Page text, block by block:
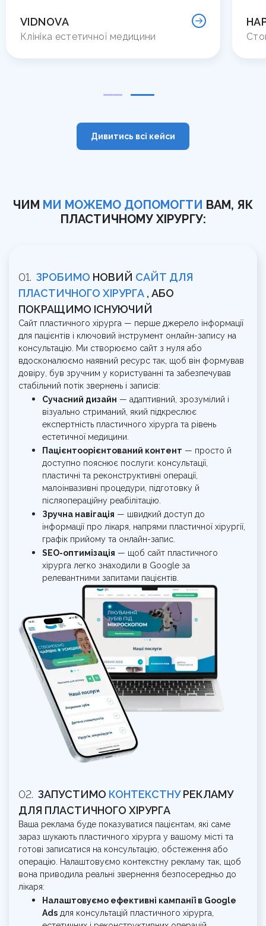
VIDNOVA
Клініка естетичної медицини
Дивитись всі кейси
ЧИМ МИ МОЖЕМО ДОПОМОГТИ ВАМ, ЯК
ПЛАСТИЧНОМУ ХІРУРГУ:
ЗРОБИМО НОВИЙ САЙТ ДЛЯ
ПЛАСТИЧНОГО ХІРУРГА , АБО
ПОКРАЩИМО ІСНУЮЧИЙ
Сайт пластичного хірурга — перше джерело інформації
для пацієнтів і ключовий інструмент онлайн-запису на
консультацію. Ми створюємо сайт з нуля або
вдосконалюємо наявний ресурс так, щоб він формував
довіру, був зручним у користуванні та забезпечував
стабільний потік звернень і записів:
Сучасний дизайн — адаптивний, зрозумілий і
візуально стриманий, який підкреслює
експертність пластичного хірурга та рівень
естетичної медицини.
Пацієнтоорієнтований контент — просто й
доступно пояснює послуги: консультації,
пластичні та реконструктивні операції,
малоінвазивні процедури, підготовку й
післяопераційну реабілітацію.
Зручна навігація — швидкий доступ до
інформації про лікаря, напрями пластичної хірургії,
графік прийому та онлайн-запис.
SEO-оптимізація — щоб сайт пластичного
хірурга легко знаходили в Google за
релевантними запитами пацієнтів.
ЗАПУСТИМО КОНТЕКСТНУРЕКЛАМУ
ДЛЯ ПЛАСТИЧНОГО ХІРУРГА
Ваша реклама буде показуватися пацієнтам, які саме
зараз шукають пластичного хірурга у вашому місті та
готові записатися на консультацію, обстеження або
операцію. Налаштовуємо контекстну рекламу так, щоб
вона приводила реальні звернення безпосередньо до
лікаря:
Налаштовуємо ефективні кампанії в Google
Ads для консультацій пластичного хірурга,